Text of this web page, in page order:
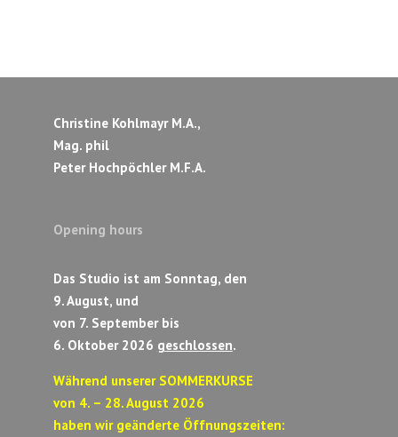
Christine Kohlmayr M.A.,
Mag. phil
Peter Hochpöchler M.F.A.
Opening hours
Das Studio ist am Sonntag, den
9. August, und
von 7. September bis
6. Oktober 2026 geschlossen.
Während unserer SOMMERKURSE
von 4. – 28. August 2026
haben wir geänderte Öffnungszeiten: